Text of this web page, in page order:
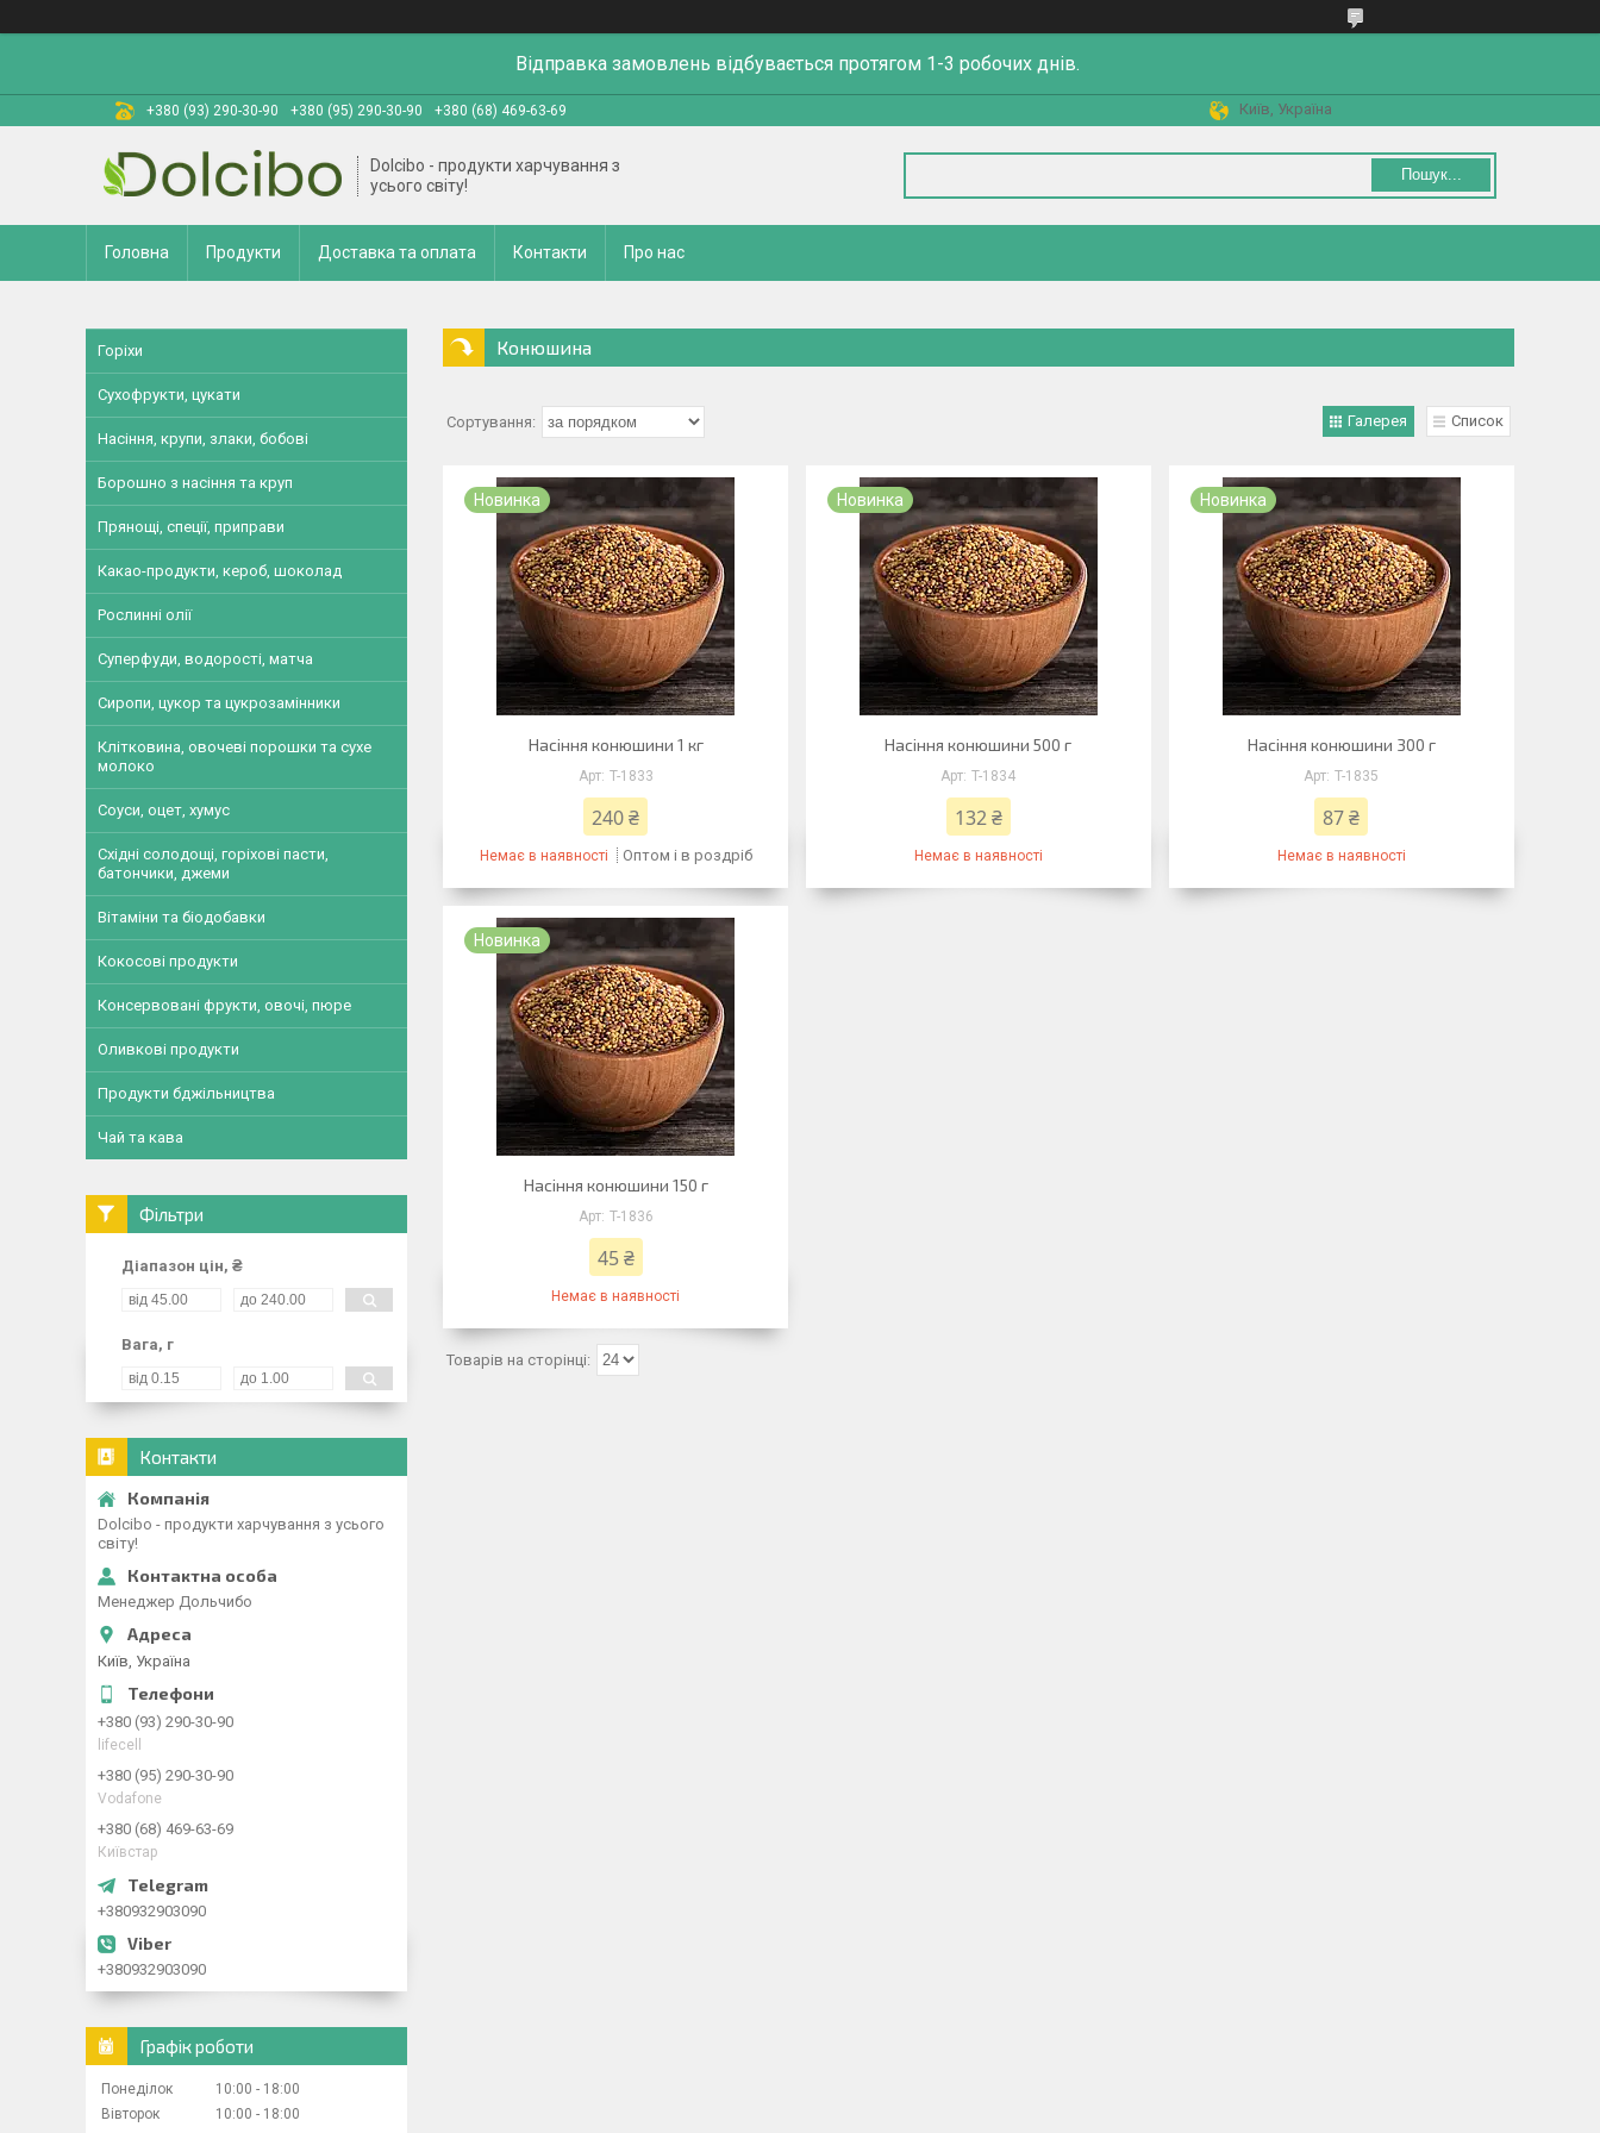
Відправка замовлень відбувається протягом 1-3 робочих днів.
+380 (93) 290-30-90 +380 (95) 290-30-90 +380 (68) 469-63-69 Київ, Україна
Dolcibo - продукти харчування з
усього світу!
Пошук...
Головна Продукти Доставка та оплата Контакти Про нас
Конюшина
Галерея Список
Новинка
Насіння конюшини 1 кг
T-1833
240 ₴
Немає в наявності Оптом і в роздріб
Новинка
Насіння конюшини 500 г
T-1834
132 ₴
Немає в наявності
Новинка
Насіння конюшини 300 г
T-1835
87 ₴
Немає в наявності
Новинка
Насіння конюшини 150 г
T-1836
45 ₴
Немає в наявності
Горіхи
Сухофрукти, цукати
Насіння, крупи, злаки, бобові
Борошно з насіння та круп
Прянощі, спеції, приправи
Какао-продукти, кероб, шоколад
Рослинні олії
Суперфуди, водорості, матча
Сиропи, цукор та цукрозамінники
Клітковина, овочеві порошки та сухе
молоко
Соуси, оцет, хумус
Східні солодощі, горіхові пасти,
батончики, джеми
Вітаміни та біодобавки
Кокосові продукти
Консервовані фрукти, овочі, пюре
Оливкові продукти
Продукти бджільництва
Чай та кава
Фільтри
Діапазон цін, ₴
Вага, г
Контакти
Dolcibo - продукти харчування з усього
світу!
Менеджер Дольчибо
Київ, Україна
+380 (93) 290-30-90
lifecell
+380 (95) 290-30-90
Vodafone
+380 (68) 469-63-69
Київстар
+380932903090
+380932903090
Графік роботи
Понеділок 10:00
18:00
Вівторок
10:00
18:00